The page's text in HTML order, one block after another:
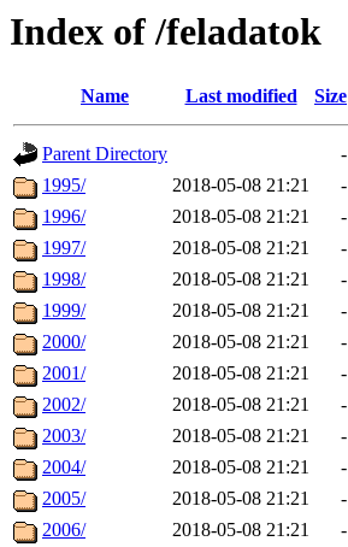
Index of /feladatok
Name Last modified Size
Parent Directory
-
1995/
2018-05-08 21:21
-
1996/
2018-05-08 21:21
-
1997/
2018-05-08 21:21
-
1998/
2018-05-08 21:21
-
1999/
2018-05-08 21:21
-
2000/
2018-05-08 21:21
-
2001/
2018-05-08 21:21
-
2002/
2018-05-08 21:21
-
2003/
2018-05-08 21:21
-
2004/
2018-05-08 21:21
-
2005/
2018-05-08 21:21
-
2006/
2018-05-08 21:21
-